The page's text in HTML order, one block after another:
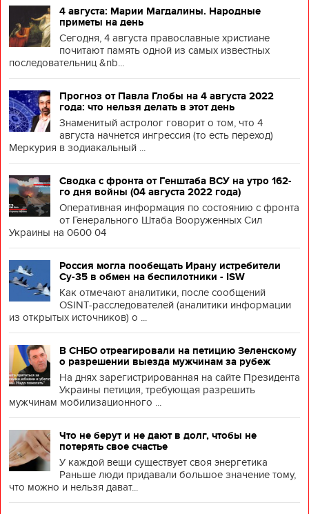
4 августа: Марии Магдалины. Народные
приметы на день
Сегодня, 4 августа православные христиане
почитают память одной из самых известных
последовательниц &nb...
Прогноз от Павла Глобы на 4 августа 2022
года: что нельзя делать в этот день
Знаменитый астролог говорит о том, что 4
августа начнется ингрессия (то есть переход)
Меркурия в зодиакальный ...
Сводка с фронта от Генштаба ВСУ на утро 162-
го дня войны (04 августа 2022 года)
Оперативная информация по состоянию с фронта
от Генерального Штаба Вооруженных Сил
Украины на 0600 04
Россия могла пообещать Ирану истребители
Су-35 в обмен на беспилотники - ISW
Как отмечают аналитики, после сообщений
OSINT-расследователей (аналитики информации
из открытых источников) о ...
В СНБО отреагировали на петицию Зеленскому
о разрешении выезда мужчинам за рубеж
На днях зарегистрированная на сайте Президента
Украины петиция, требующая разрешить
мужчинам мобилизационного ...
Что не берут и не дают в долг, чтобы не
потерять свое счастье
У каждой вещи существует своя энергетика
Раньше люди придавали большое значение тому,
что можно и нельзя дават...